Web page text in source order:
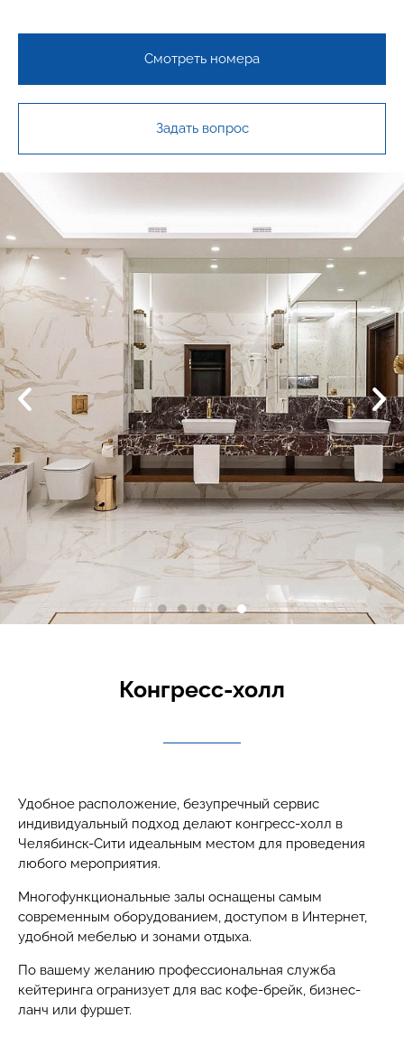
Смотреть номера
Задать вопрос
Конгресс-холл
Удобное расположение, безупречный сервис
индивидуальный подход делают конгресс-холл в
Челябинск-Сити идеальным местом для проведения
любого мероприятия.
Многофункциональные залы оснащены самым
современным оборудованием, доступом в Интернет,
удобной мебелью и зонами отдыха.
По вашему желанию профессиональная служба
кейтеринга огранизует для вас кофе-брейк, бизнес-
ланч или фуршет.